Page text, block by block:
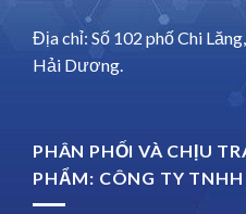
Địa chỉ: Số 102 phố Chi
Hải Dương.
PHÂN PHỐI VÀ CHỊU
PHẨM: CÔNG TY